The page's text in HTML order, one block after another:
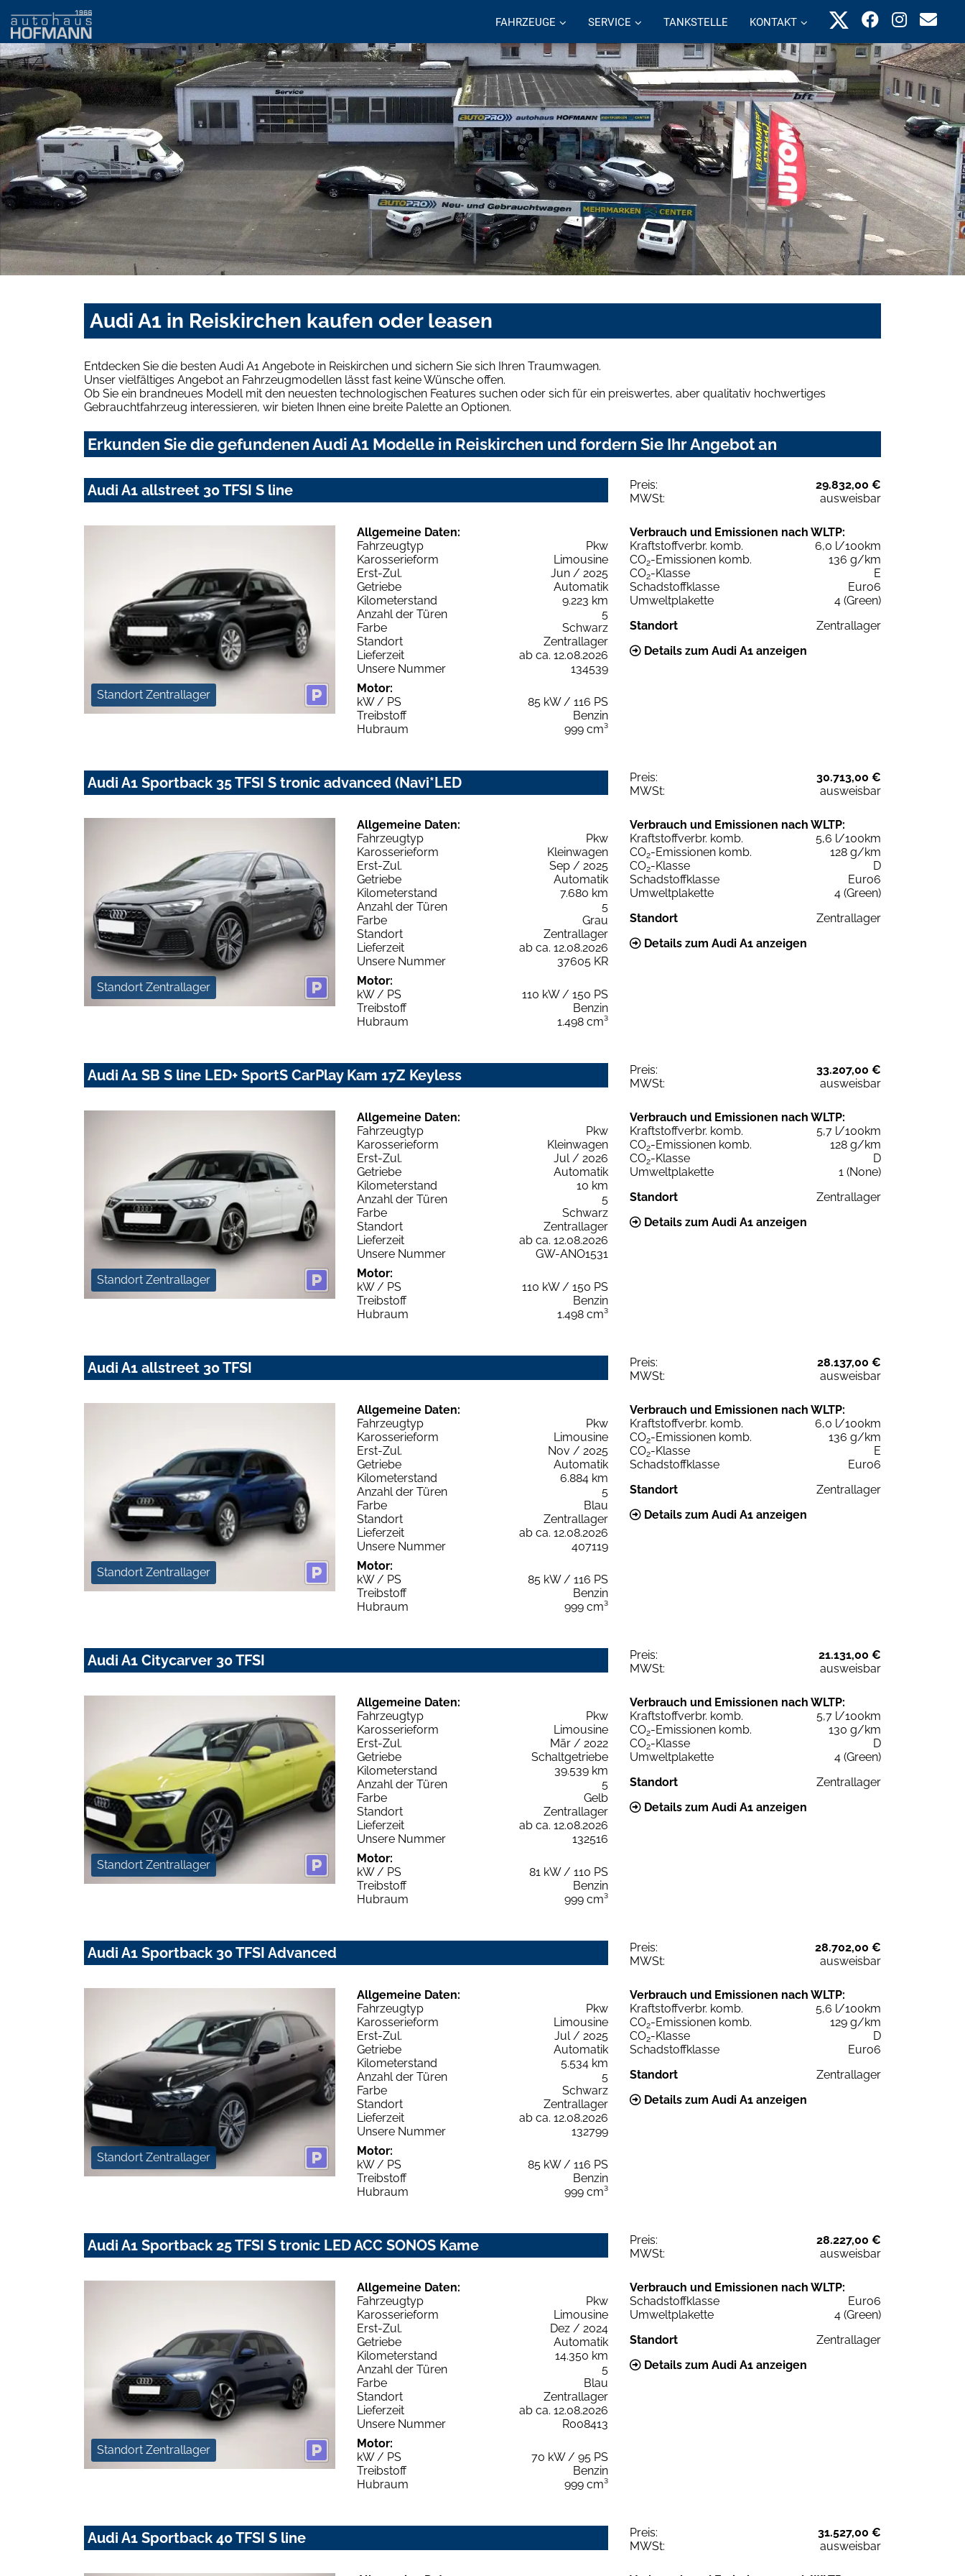
FAHRZEUGE SERVICE TANKSTELLE KONTAKT
Audi A1 in Reiskirchen kaufen oder leasen
Entdecken Sie die besten Audi A1 Angebote in Reiskirchen und sichern Sie sich Ihren Traumwagen.
Unser vielfältiges Angebot an Fahrzeugmodellen lässt fast keine Wünsche offen.
Ob Sie ein brandneues Modell mit den neuesten technologischen Features suchen oder sich für ein preiswertes, aber qualitativ hochwertiges
Gebrauchtfahrzeug interessieren, wir bieten Ihnen eine breite Palette an Optionen.
Erkunden Sie die gefundenen Audi A1 Modelle in Reiskirchen und fordern Sie Ihr Angebot an
Audi A1 allstreet 30 TFSI S line Preis:
29.832,00 €
MWSt:
ausweisbar
Standort Zentrallager
Allgemeine Daten:
Fahrzeugtyp
Pkw
Karosserieform
Limousine
Erst-Zul.
Jun / 2025
Getriebe
Automatik
Kilometerstand
9.223 km
Anzahl der Türen
5
Farbe
Schwarz
Standort
Zentrallager
Lieferzeit
ab ca. 12.08.2026
Unsere Nummer
134539
Motor:
kW / PS
85 kW / 116 PS
Treibstoff
Benzin
Hubraum
999 cm³
Verbrauch und Emissionen nach WLTP:
Kraftstoffverbr. komb.
6,0 l/100km
CO2-Emissionen komb.
136 g/km
CO2-Klasse
E
Schadstoffklasse
Euro6
Umweltplakette
4 (Green)
Standort
Zentrallager
Details zum Audi A1 anzeigen
Audi A1 Sportback 35 TFSI S tronic advanced (Navi*LED Preis:
30.713,00 €
MWSt:
ausweisbar
Standort Zentrallager
Allgemeine Daten:
Fahrzeugtyp
Pkw
Karosserieform
Kleinwagen
Erst-Zul.
Sep / 2025
Getriebe
Automatik
Kilometerstand
7.680 km
Anzahl der Türen
5
Farbe
Grau
Standort
Zentrallager
Lieferzeit
ab ca. 12.08.2026
Unsere Nummer
37605 KR
Motor:
kW / PS
110 kW / 150 PS
Treibstoff
Benzin
Hubraum
1.498 cm³
Verbrauch und Emissionen nach WLTP:
Kraftstoffverbr. komb.
5,6 l/100km
CO2-Emissionen komb.
128 g/km
CO2-Klasse
D
Schadstoffklasse
Euro6
Umweltplakette
4 (Green)
Standort
Zentrallager
Details zum Audi A1 anzeigen
Audi A1 SB S line LED+ SportS CarPlay Kam 17Z Keyless Preis:
33.207,00 €
MWSt:
ausweisbar
Standort Zentrallager
Allgemeine Daten:
Fahrzeugtyp
Pkw
Karosserieform
Kleinwagen
Erst-Zul.
Jul / 2026
Getriebe
Automatik
Kilometerstand
10 km
Anzahl der Türen
5
Farbe
Schwarz
Standort
Zentrallager
Lieferzeit
ab ca. 12.08.2026
Unsere Nummer
GW-ANO1531
Motor:
kW / PS
110 kW / 150 PS
Treibstoff
Benzin
Hubraum
1.498 cm³
Verbrauch und Emissionen nach WLTP:
Kraftstoffverbr. komb.
5,7 l/100km
CO2-Emissionen komb.
128 g/km
CO2-Klasse
D
Umweltplakette
1 (None)
Standort
Zentrallager
Details zum Audi A1 anzeigen
Audi A1 allstreet 30 TFSI Preis:
28.137,00 €
MWSt:
ausweisbar
Standort Zentrallager
Allgemeine Daten:
Fahrzeugtyp
Pkw
Karosserieform
Limousine
Erst-Zul.
Nov / 2025
Getriebe
Automatik
Kilometerstand
6.884 km
Anzahl der Türen
5
Farbe
Blau
Standort
Zentrallager
Lieferzeit
ab ca. 12.08.2026
Unsere Nummer
407119
Motor:
kW / PS
85 kW / 116 PS
Treibstoff
Benzin
Hubraum
999 cm³
Verbrauch und Emissionen nach WLTP:
Kraftstoffverbr. komb.
6,0 l/100km
CO2-Emissionen komb.
136 g/km
CO2-Klasse
E
Schadstoffklasse
Euro6
Standort
Zentrallager
Details zum Audi A1 anzeigen
Audi A1 Citycarver 30 TFSI Preis:
21.131,00 €
MWSt:
ausweisbar
Standort Zentrallager
Allgemeine Daten:
Fahrzeugtyp
Pkw
Karosserieform
Limousine
Erst-Zul.
Mär / 2022
Getriebe
Schaltgetriebe
Kilometerstand
39.539 km
Anzahl der Türen
5
Farbe
Gelb
Standort
Zentrallager
Lieferzeit
ab ca. 12.08.2026
Unsere Nummer
132516
Motor:
kW / PS
81 kW / 110 PS
Treibstoff
Benzin
Hubraum
999 cm³
Verbrauch und Emissionen nach WLTP:
Kraftstoffverbr. komb.
5,7 l/100km
CO2-Emissionen komb.
130 g/km
CO2-Klasse
D
Umweltplakette
4 (Green)
Standort
Zentrallager
Details zum Audi A1 anzeigen
Audi A1 Sportback 30 TFSI Advanced Preis:
28.702,00 €
MWSt:
ausweisbar
Standort Zentrallager
Allgemeine Daten:
Fahrzeugtyp
Pkw
Karosserieform
Limousine
Erst-Zul.
Jul / 2025
Getriebe
Automatik
Kilometerstand
5.534 km
Anzahl der Türen
5
Farbe
Schwarz
Standort
Zentrallager
Lieferzeit
ab ca. 12.08.2026
Unsere Nummer
132799
Motor:
kW / PS
85 kW / 116 PS
Treibstoff
Benzin
Hubraum
999 cm³
Verbrauch und Emissionen nach WLTP:
Kraftstoffverbr. komb.
5,6 l/100km
CO2-Emissionen komb.
129 g/km
CO2-Klasse
D
Schadstoffklasse
Euro6
Standort
Zentrallager
Details zum Audi A1 anzeigen
Audi A1 Sportback 25 TFSI S tronic LED ACC SONOS Kame Preis:
28.227,00 €
MWSt:
ausweisbar
Standort Zentrallager
Allgemeine Daten:
Fahrzeugtyp
Pkw
Karosserieform
Limousine
Erst-Zul.
Dez / 2024
Getriebe
Automatik
Kilometerstand
14.350 km
Anzahl der Türen
5
Farbe
Blau
Standort
Zentrallager
Lieferzeit
ab ca. 12.08.2026
Unsere Nummer
R008413
Motor:
kW / PS
70 kW / 95 PS
Treibstoff
Benzin
Hubraum
999 cm³
Verbrauch und Emissionen nach WLTP:
Schadstoffklasse
Euro6
Umweltplakette
4 (Green)
Standort
Zentrallager
Details zum Audi A1 anzeigen
Audi A1 Sportback 40 TFSI S line Preis:
31.527,00 €
MWSt:
ausweisbar